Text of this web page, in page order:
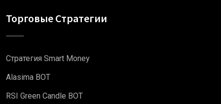
Торговые Стратегии
Стратегия Smart Money
Alasima BOT
RSI Green Candle BOT